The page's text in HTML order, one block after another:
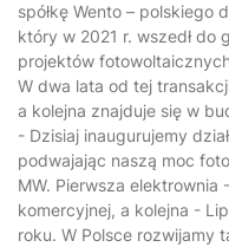
spółkę Wento – polskiego
który w 2021 r. wszedł do
projektów
W dwa lata od tej
a kolejna znajduje się w
- Dzisiaj inaugurujemy
podwajając naszą moc
MW. Pierwsza
komercyjnej, a kolejna -
roku. W Polsce rozwijamy